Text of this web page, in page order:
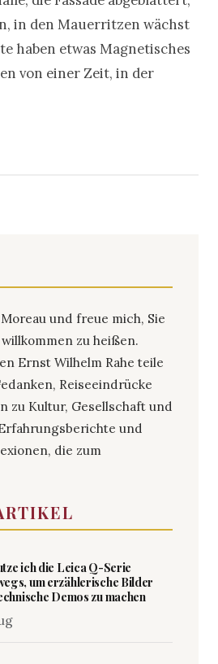
in den Mauerritzen wächst
haben etwas Magnetisches
von einer Zeit, in der
und freue mich, Sie
zu heißen.
Ernst Wilhelm Rahe teile
Reiseeindrücke
zu Kultur, Gesellschaft und
und
die zum
ich die Leica Q-Serie
um erzählerische Bilder
Demos zu machen